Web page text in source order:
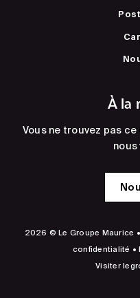
À la
Vous ne trouvez pas
nous
2026 © Le Groupe Maurice
confidentialité •
Visiter